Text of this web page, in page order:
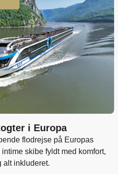
i Europa
flodrejse på Europas
skibe fyldt med komfort,
alt inkluderet.